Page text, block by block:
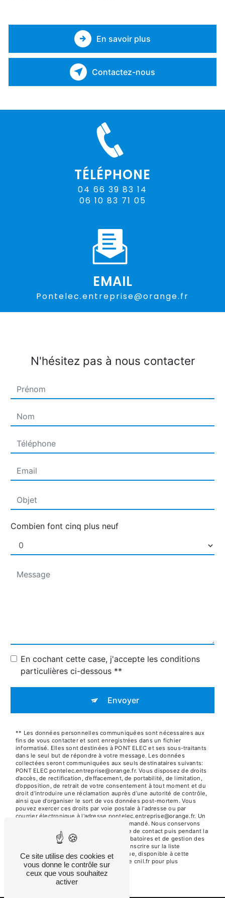
En savoir plus
Contactez-nous
TÉLÉPHONE
04 66 39 83 14
06 10 83 71 05
EMAIL
pontelec.entreprise@orange.fr
N'hésitez pas à nous contacter
Combien font cinq plus neuf
En cochant cette case, j'accepte les conditions
particulières ci-dessous **
Envoyer
** Les données personnelles communiquées sont nécessaires aux
fins de vous contacter et sont enregistrées dans un fichier
informatisé. Elles sont destinées à PONT ELEC et ses sous-traitants
dans le seul but de répondre à votre message. Les données
collectées seront communiquées aux seuls destinataires suivants:
PONT ELEC pontelec.entreprise@orange.fr. Vous disposez de droits
d’accès, de rectification, d’effacement, de portabilité, de limitation,
d’opposition, de retrait de votre consentement à tout moment et du
droit d’introduire une réclamation auprès d’une autorité de contrôle,
ainsi que d’organiser le sort de vos données post-mortem. Vous
pouvez exercer ces droits par voie postale à l'adresse ou par
courrier électronique à l'adresse pontelec.entreprise@orange.fr. Un
justificatif d'identité pourra vous être demandé. Nous conservons
vos données pendant la période de prise de contact puis pendant la
durée de prescription légale aux fins probatoires et de gestion des
contentieux. Vous avez le droit de vous inscrire sur la liste
d'opposition au démarchage téléphonique, disponible à cette
Bloctel.gouv.fr
. Consultez le site cnil.fr pour plus
d’informations sur vos droits.
Ce site utilise des cookies et
vous donne le contrôle sur
ceux que vous souhaitez
activer